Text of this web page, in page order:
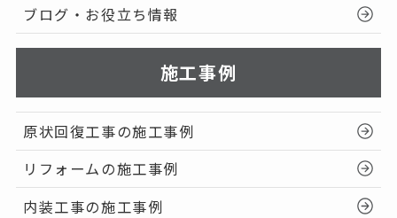
ブログ・お役立ち情報
施工事例
原状回復工事の施工事例
リフォームの施工事例
内装工事の施工事例